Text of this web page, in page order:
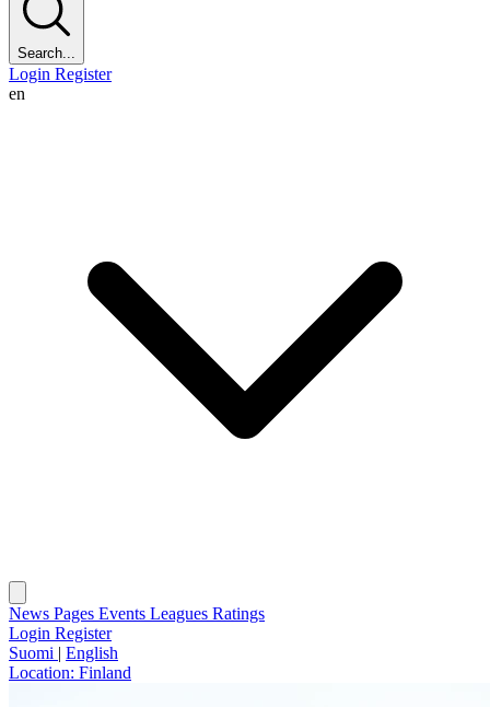
Search...
Login Register
en
News Pages Events Leagues Ratings
Login Register
Suomi | English
Location: Finland